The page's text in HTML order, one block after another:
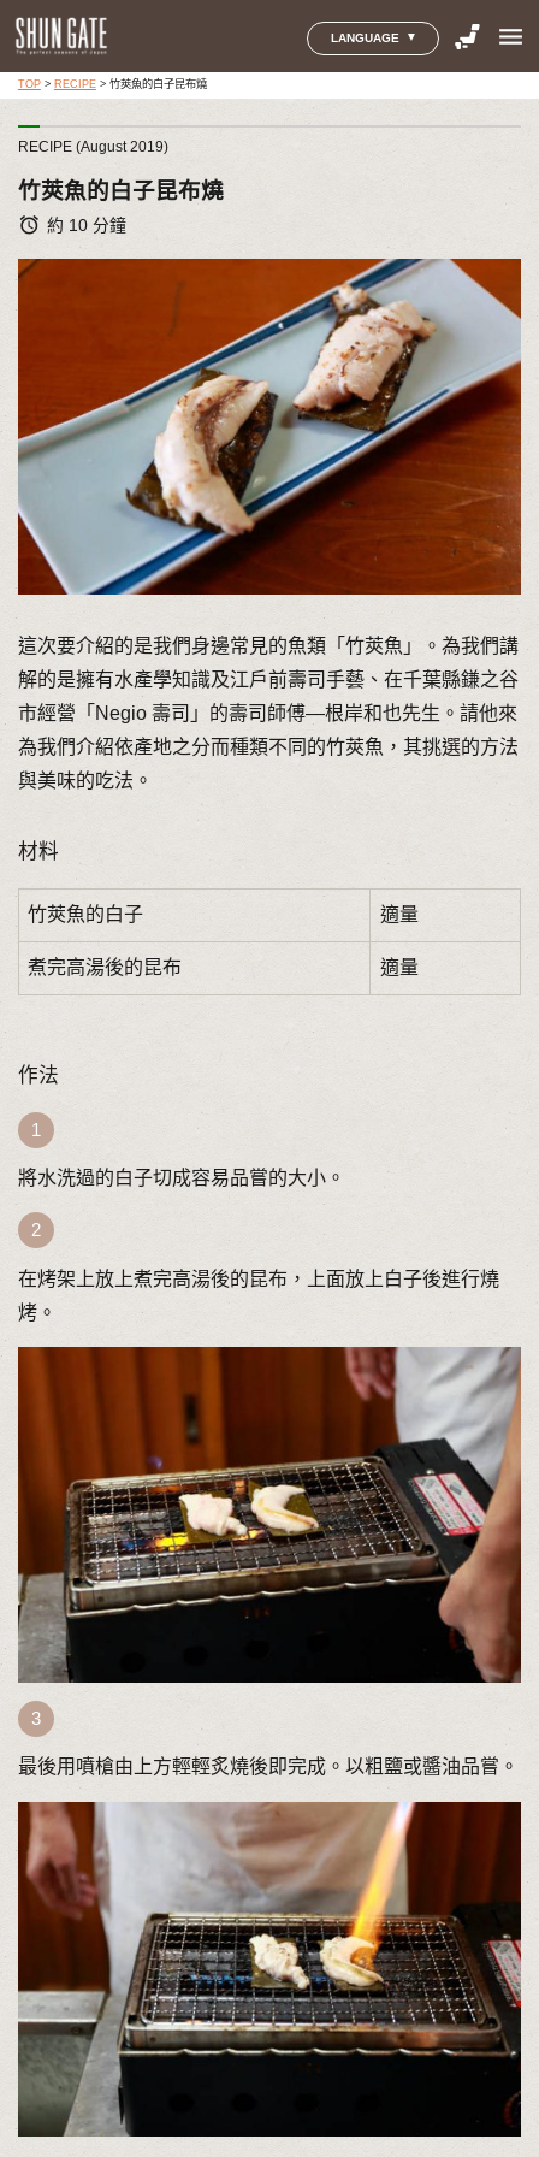
LANGUAGE menu
TOP> RECIPE> 竹莢魚的白子昆布燒
RECIPE (August 2019)
竹莢魚的白子昆布燒
alarm 約 10 分鐘
這次要介紹的是我們身邊常見的魚類「竹莢魚」。為我們講
解的是擁有水產學知識及江戶前壽司手藝、在千葉縣鎌之谷
市經營「Negio 壽司」的壽司師傅—根岸和也先生。請他來
為我們介紹依產地之分而種類不同的竹莢魚，其挑選的方法
與美味的吃法。
材料
竹莢魚的白子 適量
煮完高湯後的昆布 適量
作法
將水洗過的白子切成容易品嘗的大小。
在烤架上放上煮完高湯後的昆布，上面放上白子後進行燒
烤。
最後用噴槍由上方輕輕炙燒後即完成。以粗鹽或醬油品嘗。